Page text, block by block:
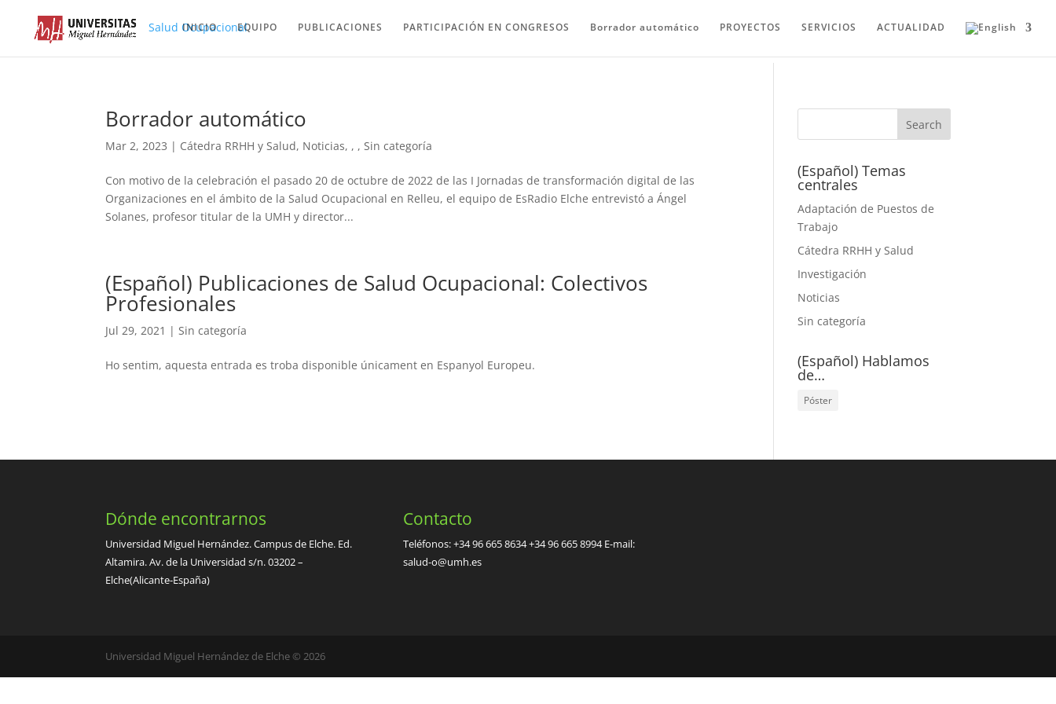
Salud Ocupacional
INICIO EQUIPO PUBLICACIONES PARTICIPACIÓN EN CONGRESOS Borrador automático PROYECTOS SERVICIOS ACTUALIDAD
Borrador automático
Mar 2, 2023 | Cátedra RRHH y Salud, Noticias, , ,Sin categoría
Con motivo de la celebración el pasado 20 de octubre de 2022 de las I Jornadas de transformación digital de las
Organizaciones en el ámbito de la Salud Ocupacional en Relleu, el equipo de EsRadio Elche entrevistó a Ángel
Solanes, profesor titular de la UMH y director...
(Español) Publicaciones de Salud Ocupacional: Colectivos
Profesionales
Jul 29, 2021 |Sin categoría
Ho sentim, aquesta entrada es troba disponible únicament en Espanyol Europeu.
(Español) Temas
centrales
Adaptación de Puestos de
Trabajo
Cátedra RRHH y Salud
Investigación
Noticias
Sin categoría
(Español) Hablamos
de…
Póster
Dónde encontrarnos
Universidad Miguel Hernández. Campus de Elche. Ed.
Altamira. Av. de la Universidad s/n. 03202 –
Elche(Alicante-España)
Contacto
Teléfonos: +34 96 665 8634 +34 96 665 8994 E-mail:
salud-o@umh.es
Universidad Miguel Hernández de Elche © 2026